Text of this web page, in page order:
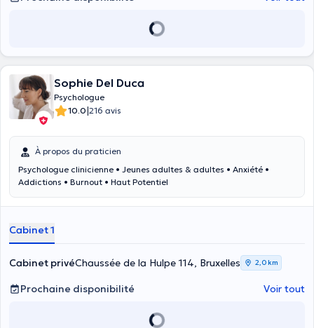
Sophie Del Duca
Psychologue
10.0|216 avis
À propos du praticien
Psychologue clinicienne • Jeunes adultes & adultes • Anxiété •
Addictions • Burnout • Haut Potentiel
Cabinet 1
Cabinet privéChaussée de la Hulpe 114, Bruxelles 2,0 km
Prochaine disponibilité Voir tout